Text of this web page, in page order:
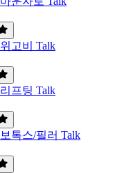
위고비 Talk
리프팅 Talk
보톡스/필러 Talk